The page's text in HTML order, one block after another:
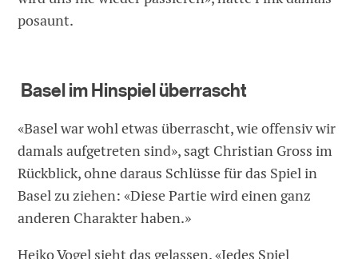
posaunt.
Basel im Hinspiel überrascht
«Basel war wohl etwas überrascht, wie offensiv wir
damals aufgetreten sind», sagt Christian Gross im
Rückblick, ohne daraus Schlüsse für das Spiel in
Basel zu ziehen: «Diese Partie wird einen ganz
anderen Charakter haben.»
Heiko Vogel sieht das gelassen. «Jedes Spiel